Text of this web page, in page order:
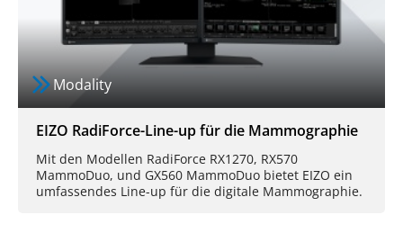
Modality
EIZO RadiForce-Line-up für die Mammographie
Mit den Modellen RadiForce RX1270, RX570
MammoDuo, und GX560 MammoDuo bietet EIZO ein
umfassendes Line-up für die digitale Mammographie.